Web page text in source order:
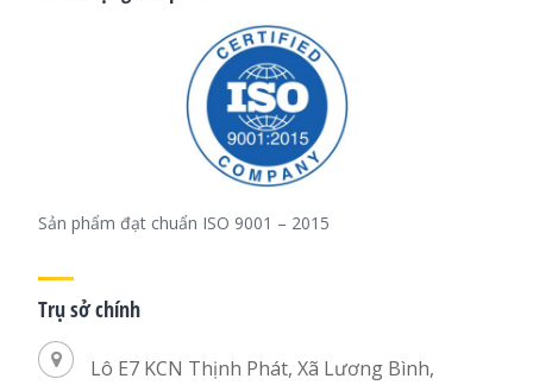
Sản phẩm đạt chuẩn ISO 9001 – 2015
Trụ sở chính
Lô E7 KCN Thịnh Phát, Xã Lương Bình,